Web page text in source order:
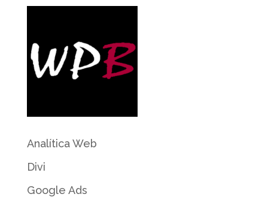
Analítica Web
Divi
Google Ads